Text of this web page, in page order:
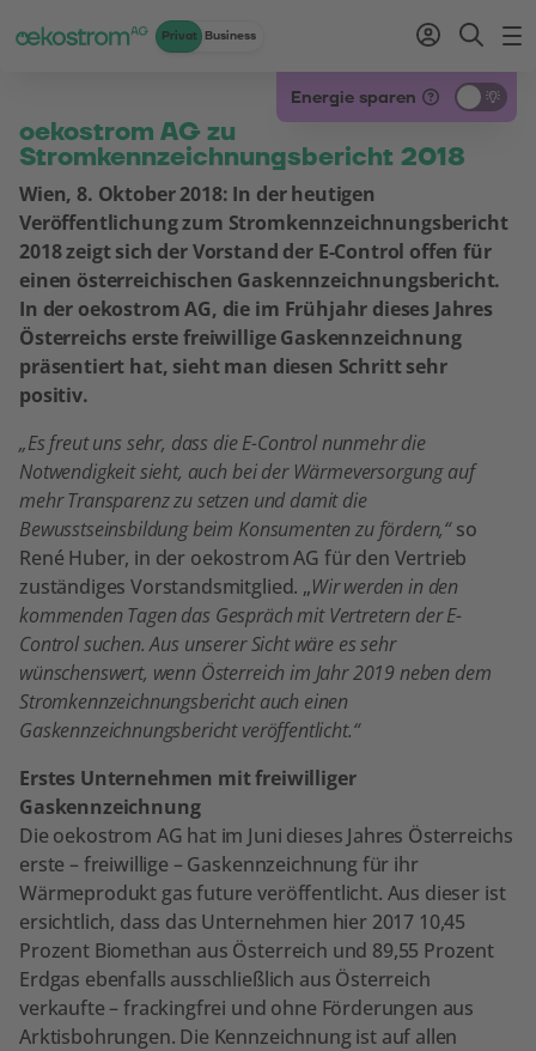
Privat Business
Energie sparen
oekostrom AG zu
Stromkennzeichnungsbericht 2018
Wien, 8. Oktober 2018: In der heutigen
Veröffentlichung zum Stromkennzeichnungsbericht
2018 zeigt sich der Vorstand der E-Control offen für
einen österreichischen Gaskennzeichnungsbericht.
In der oekostrom AG, die im Frühjahr dieses Jahres
Österreichs erste freiwillige Gaskennzeichnung
präsentiert hat, sieht man diesen Schritt sehr
positiv.
„Es freut uns sehr, dass die E-Control nunmehr die
Notwendigkeit sieht, auch bei der Wärmeversorgung auf
mehr Transparenz zu setzen und damit die
Bewusstseinsbildung beim Konsumenten zu fördern,“so
René Huber, in der oekostrom AG für den Vertrieb
zuständiges Vorstandsmitglied. „Wir werden in den
kommenden Tagen das Gespräch mit Vertretern der E-
Control suchen. Aus unserer Sicht wäre es sehr
wünschenswert, wenn Österreich im Jahr 2019 neben dem
Stromkennzeichnungsbericht auch einen
Gaskennzeichnungsbericht veröffentlicht.“
Erstes Unternehmen mit freiwilliger
Gaskennzeichnung
Die oekostrom AG hat im Juni dieses Jahres Österreichs
erste – freiwillige – Gaskennzeichnung für ihr
Wärmeprodukt gas future veröffentlicht. Aus dieser ist
ersichtlich, dass das Unternehmen hier 2017 10,45
Prozent Biomethan aus Österreich und 89,55 Prozent
Erdgas ebenfalls ausschließlich aus Österreich
verkaufte – frackingfrei und ohne Förderungen aus
Arktisbohrungen. Die Kennzeichnung ist auf allen